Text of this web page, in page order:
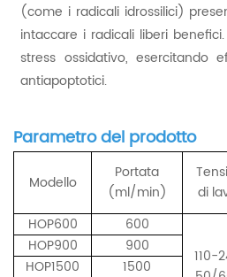
(come i radicali idrossilici)
intaccare i radicali liberi
stress ossidativo, esercitando
antiapoptotici.
Parametro del prodotto
Modello
Portata
(ml/min)
di
HOP600
600
110-
HOP900
900
HOP1500
1500